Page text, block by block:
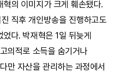
의 이미지가 크게 훼손됐다.
직후 개인방송을 진행하고도
다. 박재혁은 1일 뒤늦게
의적로 소득을 숨기거나
만 자산을 관리하는 과정에서